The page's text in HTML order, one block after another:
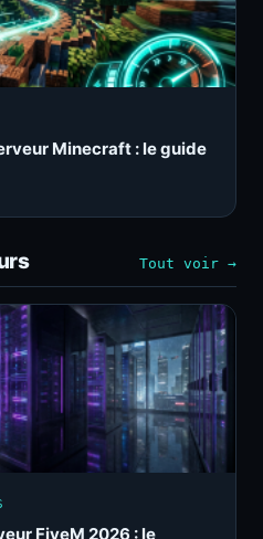
Minecraft : le guide
Tout voir →
FiveM 2026 : le